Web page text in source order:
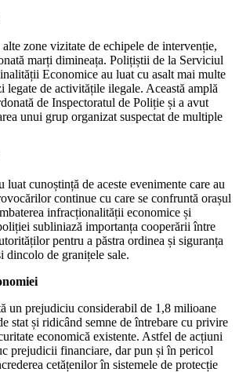
zone vizitate de echipele de intervenție,
marți dimineața. Polițiștii de la Serviciul
Economice au luat cu asalt mai multe
legate de activitățile ilegale. Această amplă
de Inspectoratul de Poliție și a avut
unui grup organizat suspectat de multiple
cunoștință de aceste evenimente care au
continue cu care se confruntă orașul
infracționalității economice și
subliniază importanța cooperării între
pentru a păstra ordinea și siguranța
dincolo de granițele sale.
un prejudiciu considerabil de 1,8 milioane
stat și ridicând semne de întrebare cu privire
economică existente. Astfel de acțiuni
prejudicii financiare, dar pun și în pericol
cetățenilor în sistemele de protecție